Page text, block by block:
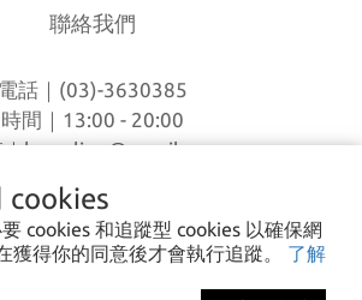
cookies
cookies 和追蹤型 cookies 以確保網
獲得你的同意後才會執行追蹤。 了解
聯絡我們
電話｜(03)-3630385
時間｜13:00 - 20:00
loverlien@gmail.com
園市八德區和平路1168巷7號
©2023 愛露愛玩 All rights reserved.